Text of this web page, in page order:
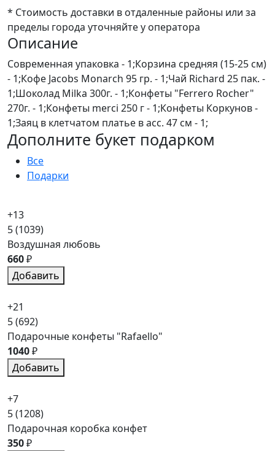
* Стоимость доставки в отдаленные районы или за
пределы города уточняйте у оператора
Описание
Современная упаковка - 1;Корзина средняя (15-25 см)
- 1;Кофе Jacobs Monarch 95 гр. - 1;Чай Richard 25 пак. -
1;Шоколад Milka 300г. - 1;Конфеты "Ferrero Rocher"
270г. - 1;Конфеты merci 250 г - 1;Конфеты Коркунов -
1;Заяц в клетчатом платье в асс. 47 см - 1;
Дополните букет подарком
Все
Подарки
+13
5(1039)
Воздушная любовь
660₽
Добавить
+21
5(692)
Подарочные конфеты "Rafaello"
1040₽
Добавить
+7
5(1208)
Подарочная коробка конфет
350₽